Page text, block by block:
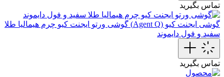
تماس بگیرید
گوشی ایجنت کیو (Agent Q)
گوشی ورتو ایجنت کیو چرم هیمالیا طلا
سفید و فول دایموند
تماس بگیرید